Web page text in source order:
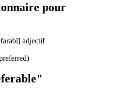
pour
adjectif